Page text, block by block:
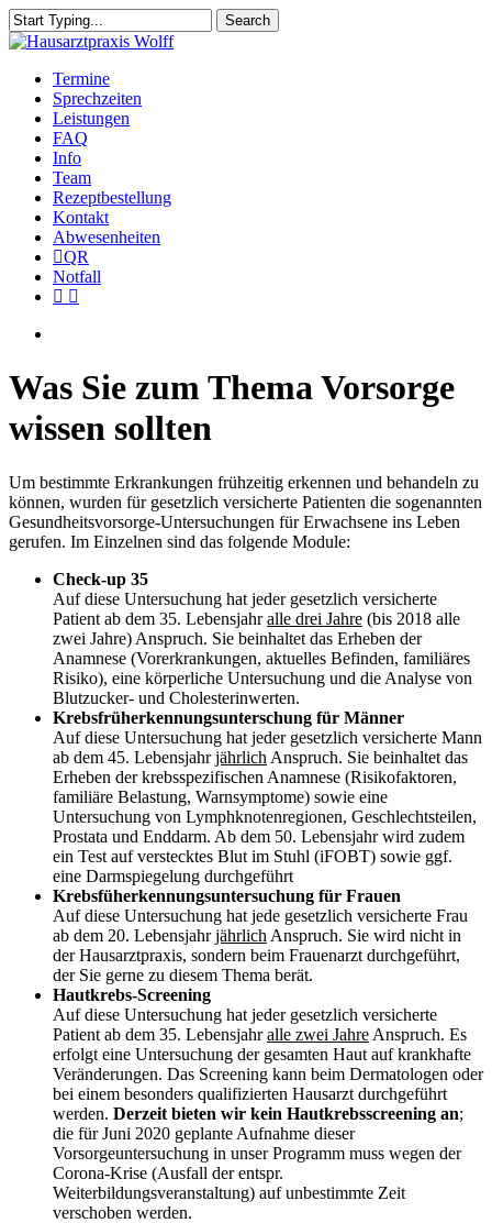
Skip
to
content
Search
Close
Menu
Termine
Sprechzeiten
Leistungen
FAQ
Info
Team
Rezeptbestellung
Kontakt
Abwesenheiten
QR
Notfall
facebook
instagram
Was Sie zum Thema Vorsorge
wissen sollten
Um bestimmte Erkrankungen frühzeitig erkennen und behandeln zu
können, wurden für gesetzlich versicherte Patienten die sogenannten
Gesundheitsvorsorge-Untersuchungen für Erwachsene ins Leben
gerufen. Im Einzelnen sind das folgende Module:
Check-up 35
Auf diese Untersuchung hat jeder gesetzlich versicherte
Patient ab dem 35. Lebensjahralle drei Jahre (bis 2018 alle
zwei Jahre) Anspruch. Sie beinhaltet das Erheben der
Anamnese (Vorerkrankungen, aktuelles Befinden, familiäres
Risiko), eine körperliche Untersuchung und die Analyse von
Blutzucker- und Cholesterinwerten.
Krebsfrüherkennungsunterschung für Männer
Auf diese Untersuchung hat jeder gesetzlich versicherte Mann
ab dem 45. Lebensjahrjährlich Anspruch. Sie beinhaltet das
Erheben der krebsspezifischen Anamnese (Risikofaktoren,
familiäre Belastung, Warnsymptome) sowie eine
Untersuchung von Lymphknotenregionen, Geschlechtsteilen,
Prostata und Enddarm. Ab dem 50. Lebensjahr wird zudem
ein Test auf verstecktes Blut im Stuhl (iFOBT) sowie ggf.
eine Darmspiegelung durchgeführt
Krebsfüherkennungsuntersuchung für Frauen
Auf diese Untersuchung hat jede gesetzlich versicherte Frau
ab dem 20. Lebensjahrjährlich Anspruch. Sie wird nicht in
der Hausarztpraxis, sondern beim Frauenarzt durchgeführt,
der Sie gerne zu diesem Thema berät.
Hautkrebs-Screening
Auf diese Untersuchung hat jeder gesetzlich versicherte
Patient ab dem 35. Lebensjahralle zwei Jahre Anspruch. Es
erfolgt eine Untersuchung der gesamten Haut auf krankhafte
Veränderungen. Das Screening kann beim Dermatologen oder
bei einem besonders qualifizierten Hausarzt durchgeführt
werden. Derzeit bieten wir kein Hautkrebsscreening an;
die für Juni 2020 geplante Aufnahme dieser
Vorsorgeuntersuchung in unser Programm muss wegen der
Corona-Krise (Ausfall der entspr.
Weiterbildungsveranstaltung) auf unbestimmte Zeit
verschoben werden.